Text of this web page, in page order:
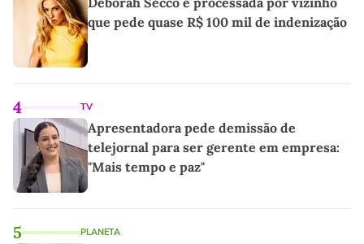
que pede quase R$ 100 mil de indenização
4 TV
Apresentadora pede demissão de
telejornal para ser gerente em empresa:
"Mais tempo e paz"
5 PLANETA